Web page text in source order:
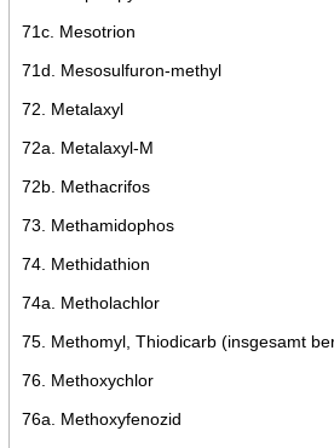
71c. Mesotrion
71d. Mesosulfuron-methyl
72. Metalaxyl
72a. Metalaxyl-M
72b. Methacrifos
73. Methamidophos
74. Methidathion
74a. Metholachlor
75. Methomyl, Thiodicarb (insgesamt
76. Methoxychlor
76a. Methoxyfenozid